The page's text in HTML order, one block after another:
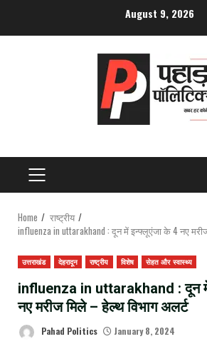
August 9, 2026
PRIMARY
MENU
Home
राष्ट्रीय
influenza in uttarakhand : दून में इन्फ्लूएंजा के 4 नए
उत्तराखंड देहरादून राष्ट्रीय विशेष सेहत और स्वास्थ्य
influenza in uttarakhand : दून
नए मरीज मिले – हेल्थ विभाग अलर्ट
Pahad Politics January 8, 2024